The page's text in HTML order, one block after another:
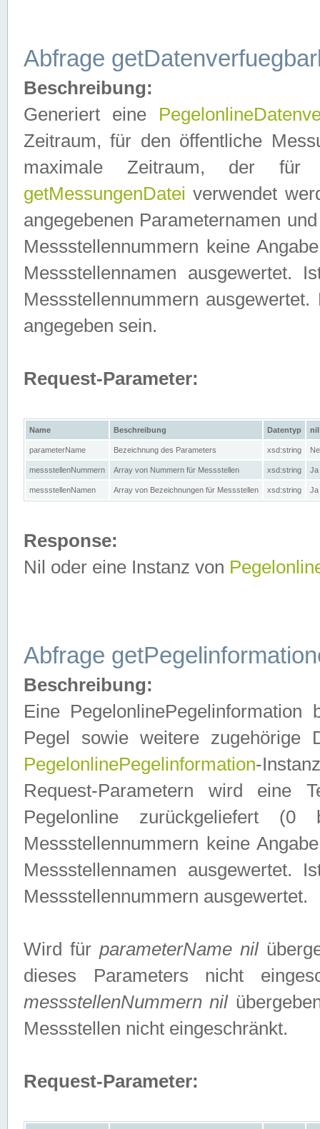
Abfrage
Beschreibung:
Generiert eine
Zeitraum, für den öffentliche
maximale Zeitraum, der
getMessungenDatei verwendet
angegebenen Parameternamen
Messstellennummern keine
Messstellennamen ausgewertet.
Messstellennummern
angegeben sein.
Request-Parameter:
Name Beschreibung Datentyp nil
parameterName Bezeichnung des Parameters xsd:string
messstellenNummern Array von Nummern für Messstellen xsd:string Ja
messstellenNamen Array von Bezeichnungen für Messstellen xsd:string Ja
Response:
Nil oder eine Instanz von
Abfrage
Beschreibung:
Eine
Pegel sowie weitere zugehörige
PegelonlinePegelinformation-
Request-Parametern wird eine
Pegelonline zurückgeliefert
Messstellennummern keine
Messstellennamen ausgewertet.
Messstellennummern ausgewertet.
Wird fürparameterName nil
dieses Parameters nicht
messstellenNummern nil
Messstellen nicht eingeschränkt.
Request-Parameter: